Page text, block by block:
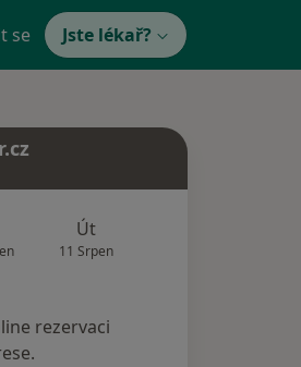
se Jste lékař?
Út
11 Srpen
rezervaci